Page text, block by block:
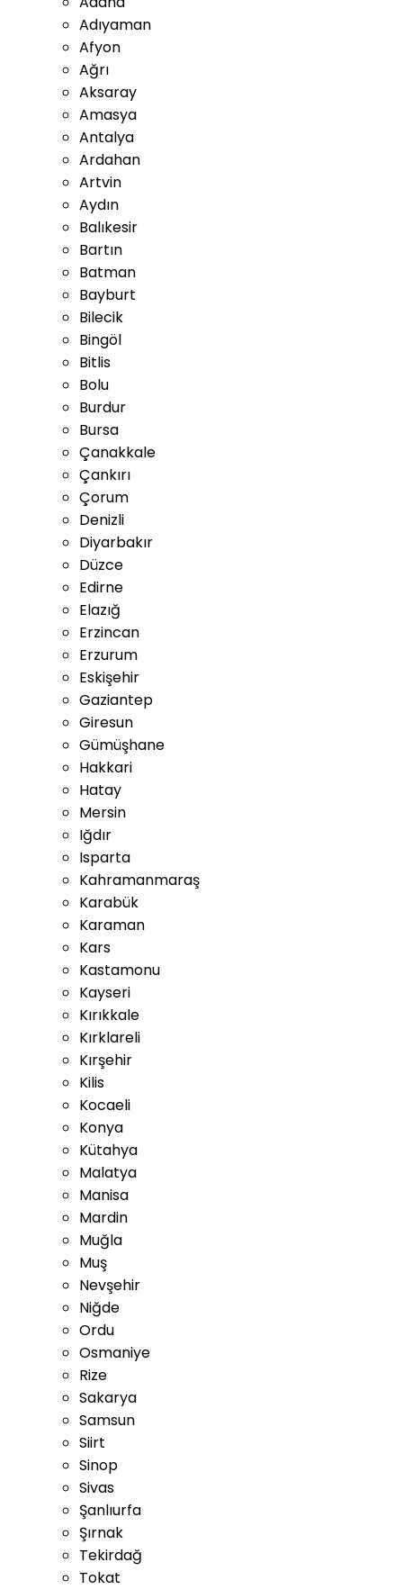
Adıyaman
Afyon
Ağrı
Aksaray
Amasya
Antalya
Ardahan
Artvin
Aydın
Balıkesir
Bartın
Batman
Bayburt
Bilecik
Bingöl
Bitlis
Bolu
Burdur
Bursa
Çanakkale
Çankırı
Çorum
Denizli
Diyarbakır
Düzce
Edirne
Elazığ
Erzincan
Erzurum
Eskişehir
Gaziantep
Giresun
Gümüşhane
Hakkari
Hatay
Mersin
Iğdır
Isparta
Kahramanmaraş
Karabük
Karaman
Kars
Kastamonu
Kayseri
Kırıkkale
Kırklareli
Kırşehir
Kilis
Kocaeli
Konya
Kütahya
Malatya
Manisa
Mardin
Muğla
Muş
Nevşehir
Niğde
Ordu
Osmaniye
Rize
Sakarya
Samsun
Siirt
Sinop
Sivas
Şanlıurfa
Şırnak
Tekirdağ
Tokat